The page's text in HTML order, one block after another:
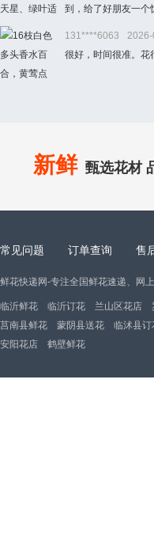
到，给了好朋友一个
131****6063
很好，时间很准。花
新鲜 甄选花材
常见问题 订单查询 售
鲜花快递网-专注全国鲜花速递、网
临沂鲜花 临沂订花 兰山区花店
莒南县鲜花
蒙阴县送花 临沭县订
安阳花店
鹤壁鲜花